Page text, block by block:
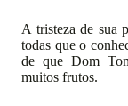
A tristeza de sua
todas que o
de que Dom
muitos frutos.